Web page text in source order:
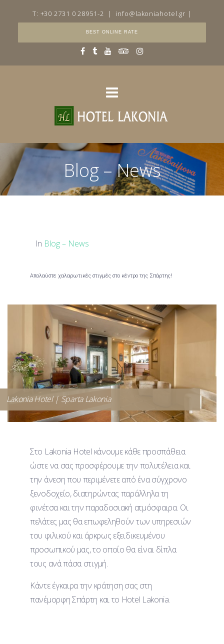
T: +30 2731 0 28951-2 | info@lakoniahotel.gr |
BEST ONLINE RATE
Blog – News
In Blog – News
Απολαύστε χαλαρωτικές στιγμές στο κέντρο της Σπάρτης!
Lakonia Hotel | Sparta Lakonia
Στο Lakonia Hotel κάνουμε κάθε προσπάθεια
ώστε να σας προσφέρουμε την πολυτέλεια και
την άνεση που περιμένετε από ένα σύγχρονο
ξενοδοχείο, διατηρώντας παράλληλα τη
φινέτσα και την παραδοσιακή ατμόσφαιρα. Οι
πελάτες μας θα επωφεληθούν των υπηρεσιών
του φιλικού και άρκρως εξειδικευμένου
προσωπικού μας, το οποίο θα είναι δίπλα
τους ανά πάσα στιγμή.
Κάντε έγκαιρα την κράτηση σας στη
πανέμορφη Σπάρτη και το Hotel Lakonia.